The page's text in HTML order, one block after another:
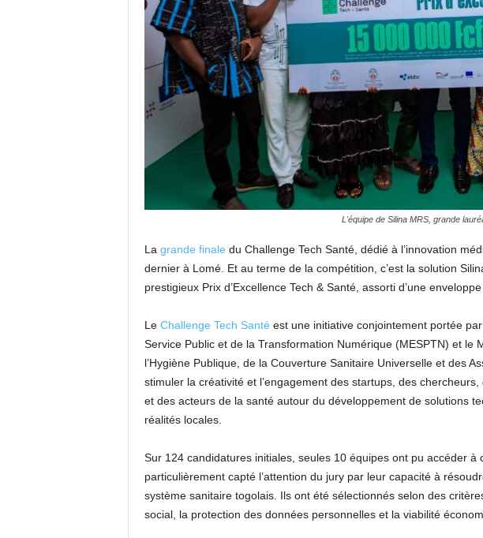
L'équipe de Silina MRS, grande
La grande finale du Challenge Tech Santé, dédié à l’innovation
dernier à Lomé. Et au terme de la compétition, c’est la solution
prestigieux Prix d’Excellence Tech & Santé, assorti d’une
Le Challenge Tech Santé est une initiative conjointement portée
Service Public et de la Transformation Numérique (MESPTN) et le
l’Hygiène Publique, de la Couverture Sanitaire Universelle et des
stimuler la créativité et l’engagement des startups, des
et des acteurs de la santé autour du développement de solutions
réalités locales.
Sur 124 candidatures initiales, seules 10 équipes ont pu accéder à
particulièrement capté l’attention du jury par leur capacité à
système sanitaire togolais. Ils ont été sélectionnés selon des
social, la protection des données personnelles et la viabilité